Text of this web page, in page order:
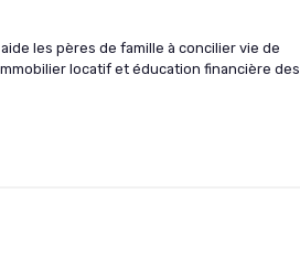
les pères de famille à concilier vie de
locatif et éducation financière des